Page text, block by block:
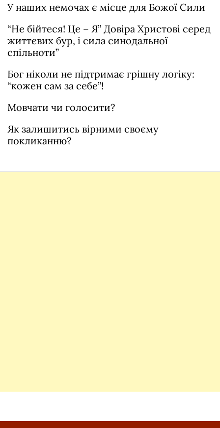
У наших немочах є місце для Божої Сили
“Не бійтеся! Це – Я” Довіра Христові серед
життєвих бур, і сила синодальної
спільноти”
Бог ніколи не підтримає грішну логіку:
“кожен сам за себе”!
Мовчати чи голосити?
Як залишитись вірними своєму
покликанню?